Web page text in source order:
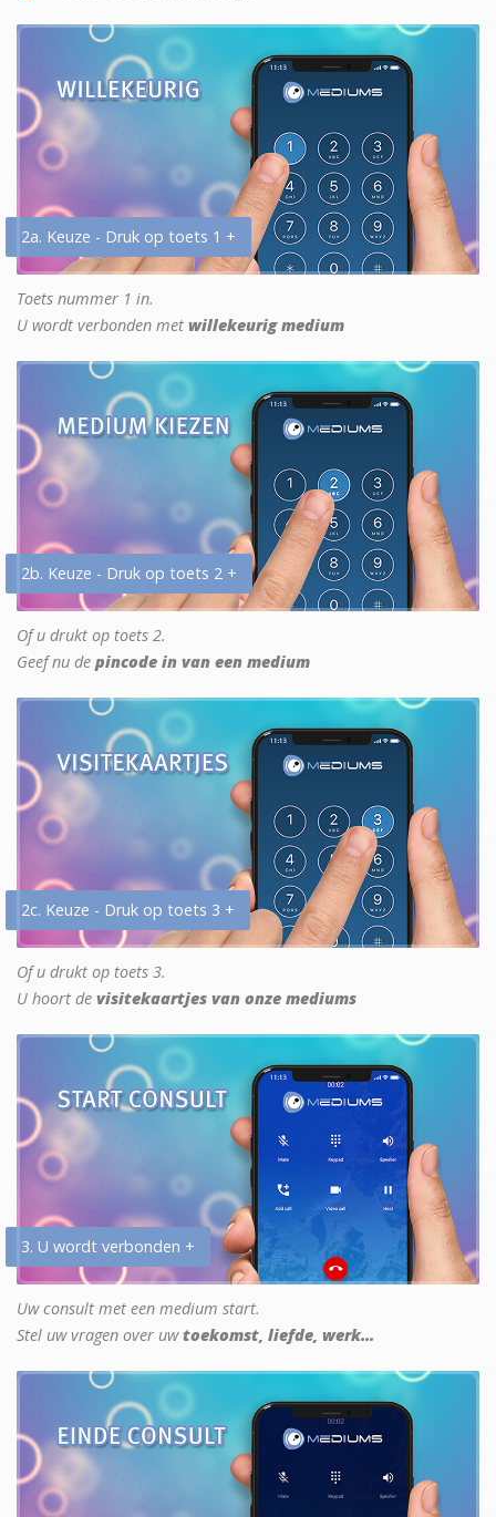
2a. Keuze - Druk op toets 1 +
Toets nummer 1 in.
U wordt verbonden met willekeurig medium
2b. Keuze - Druk op toets 2 +
Of u drukt op toets 2.
Geef nu de pincode in van een medium
2c. Keuze - Druk op toets 3 +
Of u drukt op toets 3.
U hoort de visitekaartjes van onze mediums
3. U wordt verbonden +
Uw consult met een medium start.
Stel uw vragen over uwtoekomst, liefde, werk...